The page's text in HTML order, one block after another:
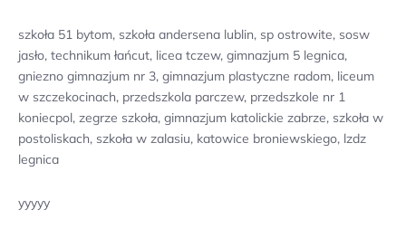
szkoła 51 bytom, szkoła andersena lublin, sp ostrowite, sosw
jasło, technikum łańcut, licea tczew, gimnazjum 5 legnica,
gniezno gimnazjum nr 3, gimnazjum plastyczne radom, liceum
w szczekocinach, przedszkola parczew, przedszkole nr 1
koniecpol, zegrze szkoła, gimnazjum katolickie zabrze, szkoła w
postoliskach, szkoła w zalasiu, katowice broniewskiego, lzdz
legnica
yyyyy